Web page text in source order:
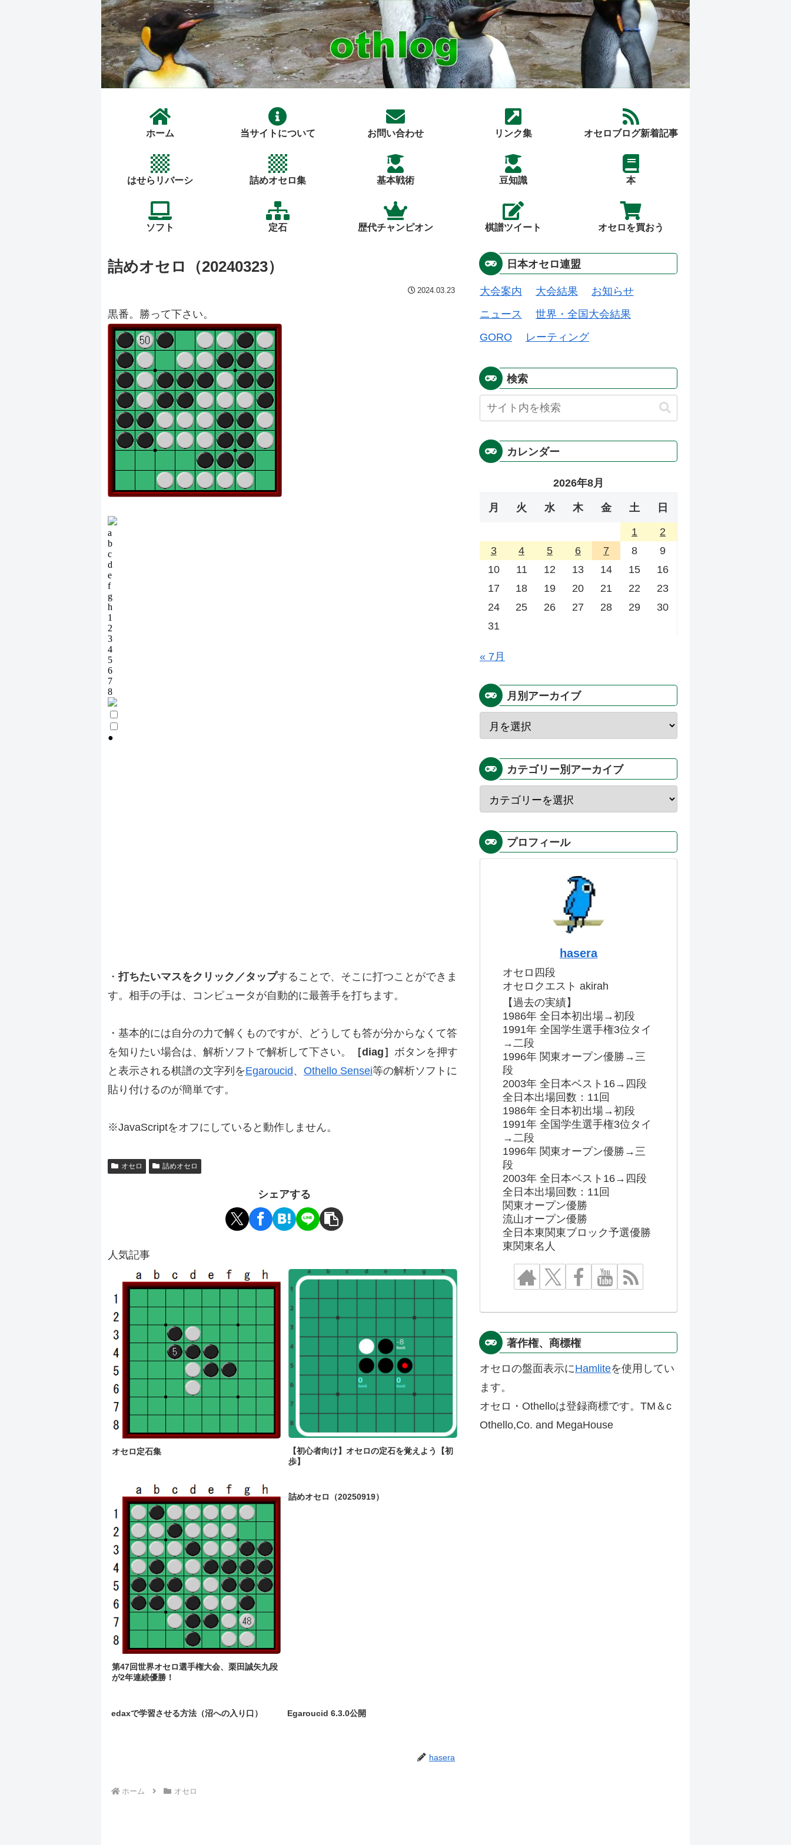
ホーム 当サイトについて お問い合わせ リンク集 オセロブログ新着記事
はせらリバーシ 詰めオセロ集 基本戦術 豆知識 本
ソフト 定石 歴代チャンピオン 棋譜ツイート オセロを買おう
詰めオセロ（20240323）
2024.03.23
黒番。勝って下さい。
・打ちたいマスをクリック／タップすることで、そこに打つことができま
す。相手の手は、コンピュータが自動的に最善手を打ちます。
・基本的には自分の力で解くものですが、どうしても答が分からなくて答
を知りたい場合は、解析ソフトで解析して下さい。
［diag］ ボタンを押す
と表示される棋譜の文字列をEgaroucid、 Othello Sensei等の解析ソフトに
貼り付けるのが簡単です。
※JavaScriptをオフにしていると動作しません。
オセロ 詰めオセロ
シェアする
人気記事
オセロ定石集
【初心者向け】オセロの定石を覚えよう【初
歩】
第47回世界オセロ選手権大会、栗田誠矢九段
が2年連続優勝！
詰めオセロ（20250919）
edaxで学習させる方法（沼への入り口） Egaroucid 6.3.0公開
hasera
ホーム オセロ
日本オセロ連盟
大会案内 大会結果
お知らせ
ニュース
世界・全国大会結果
GORO
レーティング
検索
カレンダー
2026年8月
月 火 水 木 金 土 日
1
2
3
4 5 6 7 8
9
10
11 12 13 14 15
16
17
18 19 20 21 22
23
24
25 26 27 28 29
30
31
« 7月
月別アーカイブ
カテゴリー別アーカイブ
プロフィール
hasera
オセロ四段
オセロクエスト akirah
【過去の実績】
1986年 全日本初出場→初段
1991年 全国学生選手権3位タイ
→二段
1996年 関東オープン優勝→三
段
2003年 全日本ベスト16→四段
全日本出場回数：11回
1986年 全日本初出場→初段
1991年 全国学生選手権3位タイ
→二段
1996年 関東オープン優勝→三
段
2003年 全日本ベスト16→四段
全日本出場回数：11回
関東オープン優勝
流山オープン優勝
全日本東関東ブロック予選優勝
東関東名人
著作権、商標権
オセロの盤面表示にHamliteを使用してい
ます。
オセロ・Othelloは登録商標です。TM＆c
Othello,Co. and MegaHouse